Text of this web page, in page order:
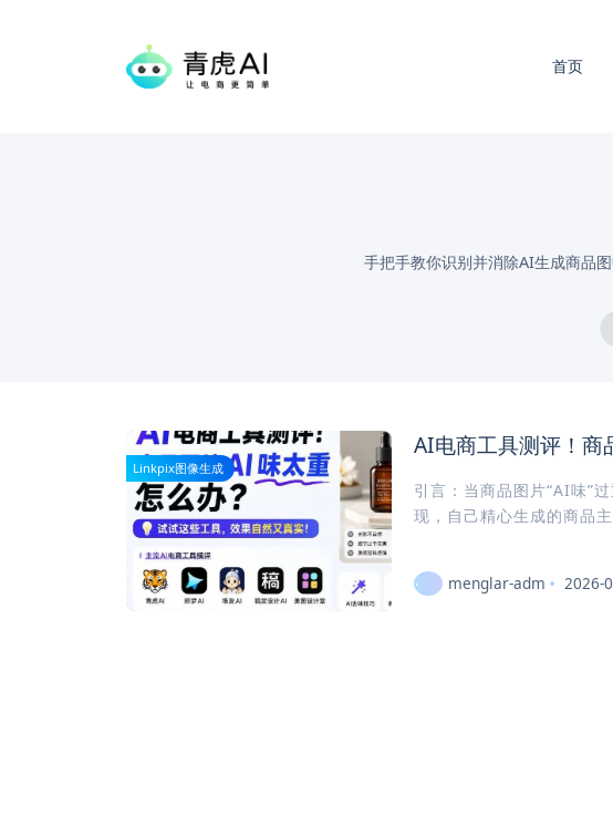
首页
手把手教你识别并消除AI生成商品
Linkpix图像生成
AI电商工具测评！商
引言：当商品图片“AI味”
现，自己精心生成的商品
menglar-adm 2026-